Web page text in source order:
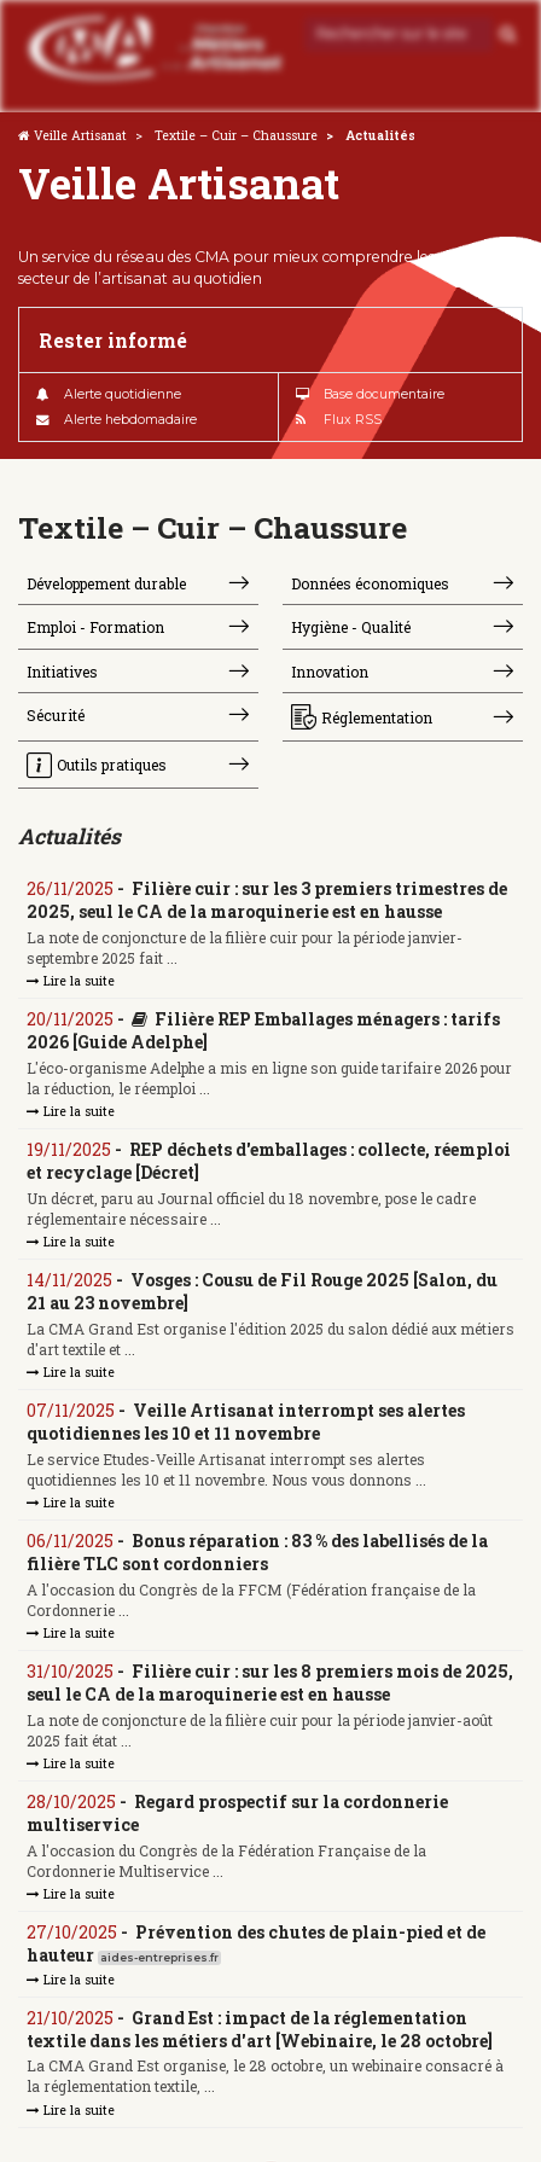
Veille Artisanat Textile – Cuir – Chaussure Actualités
Veille Artisanat
Un service du réseau des CMA pour mieux comprendre les enjeux du
secteur de l’artisanat au quotidien
Rester informé
Alerte quotidienne
Alerte hebdomadaire
Base documentaire
Flux RSS
Textile – Cuir – Chaussure
Développement durable Données économiques
Emploi - Formation Hygiène - Qualité
Initiatives Innovation
Sécurité Réglementation
Outils pratiques
Actualités
26/11/2025 - Filière cuir : sur les 3 premiers trimestres de
2025, seul le CA de la maroquinerie est en hausse
La note de conjoncture de la filière cuir pour la période janvier-
septembre 2025 fait ...
Lire la suite
20/11/2025 -
Filière REP Emballages ménagers : tarifs
2026 [Guide Adelphe]
L'éco-organisme Adelphe a mis en ligne son guide tarifaire 2026 pour
la réduction, le réemploi ...
Lire la suite
19/11/2025 - REP déchets d'emballages : collecte, réemploi
et recyclage [Décret]
Un décret, paru au Journal officiel du 18 novembre, pose le cadre
réglementaire nécessaire ...
Lire la suite
14/11/2025 - Vosges : Cousu de Fil Rouge 2025 [Salon, du
21 au 23 novembre]
La CMA Grand Est organise l'édition 2025 du salon dédié aux métiers
d'art textile et ...
Lire la suite
07/11/2025 - Veille Artisanat interrompt ses alertes
quotidiennes les 10 et 11 novembre
Le service Etudes-Veille Artisanat interrompt ses alertes
quotidiennes les 10 et 11 novembre. Nous vous donnons ...
Lire la suite
06/11/2025 - Bonus réparation : 83 % des labellisés de la
filière TLC sont cordonniers
A l'occasion du Congrès de la FFCM (Fédération française de la
Cordonnerie ...
Lire la suite
31/10/2025 - Filière cuir : sur les 8 premiers mois de 2025,
seul le CA de la maroquinerie est en hausse
La note de conjoncture de la filière cuir pour la période janvier-août
2025 fait état ...
Lire la suite
28/10/2025 - Regard prospectif sur la cordonnerie
multiservice
A l'occasion du Congrès de la Fédération Française de la
Cordonnerie Multiservice ...
Lire la suite
27/10/2025 - Prévention des chutes de plain-pied et de
hauteur aides-entreprises.fr
Lire la suite
21/10/2025 - Grand Est : impact de la réglementation
textile dans les métiers d'art [Webinaire, le 28 octobre]
La CMA Grand Est organise, le 28 octobre, un webinaire consacré à
la réglementation textile, ...
Lire la suite